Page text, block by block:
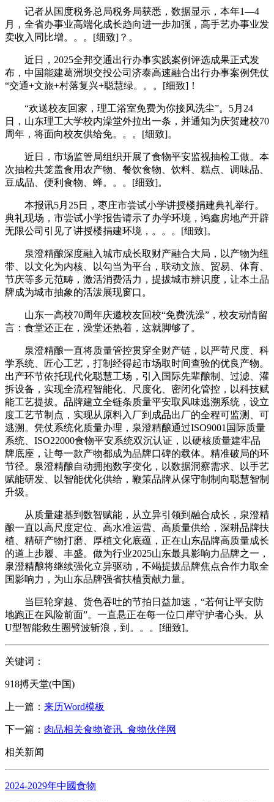
记者从国度税务总局税务局获悉，数据显示，本年1—4
月，全省办事业高端化成长趋向进一步加强，高手艺办事业发
卖收入同比增。。。[细致]？。
近日，2025全邦交通出行办事实践案例评选成果正式发
布，中国能建葛洲坝交投公司济泰高速融合出行办事案例凭仗
“交通+文旅+村落复兴+聪慧绿。。。[细致]！
“欢送校友回家，理工浴室免费为你接风洗尘”。5月24
日，山东理工大学校内澡堂外拉出一条，并通知为庆贺建校70
周年，将面向校友供给免。。。[细致]。
近日，市场监管局组织开展了食物平安监视抽检工做。本
次抽检共笼盖食用农产物、餐饮食物、饮料、糕点、调味品、
豆成品、便利食物、蜂。。。[细致]。
本报讯5月25日，枣庄市尝试小学讲授楼捐建典礼举行。
典礼现场，市尝试小学报告请示了办学环境，鸿鑫房地产开辟
无限公司引见了讲授楼捐建环境，。。。[细致]。
泉澄精酿深度融入城市成长取财产融合大局，以产物为纽
带、以文化为内核、以勾当为平台，联动文旅、贸易、体育、
节庆等多元范畴，激活消费活力，提拔城市辨识度，让本土品
牌成为城市抽象的活泼展现窗口。
山东一高校70周年庆邀校友回校“免费洗澡”，校友动情留
言：食堂还正在，澡堂还热着，这就脚够了。
泉澄精酿一直将质量管控贯穿全财产链，以严苛尺度、科
学系统、匠心工艺，打制经得起市场取时间查验的优良产物。
出产环节依托现代化聪慧工场，引入国际先辈酿制、过滤、灌
拆设备，实现全流程智能化、尺度化、密闭化管控，以科技赋
能工艺提拔。品牌建立全链条质量平安取风味逃溯系统，设立
度工艺节制点，实现从原料入厂到成品出厂的全程可监测、可
逃溯。凭仗系统化质量办理，泉澄精酿通过ISO9001国际质量
系统、ISO22000食物平安系统双沉认证，以硬核质量建牢品
牌底座，让每一款产物都成为品牌口碑的载体。精准破局的环
节径。泉澄精酿自动拥抱数字变化，以数据洞察需求、以手艺
赋能研发、以智能优化供给，鞭策品牌从保守制制向聪慧智制
升级。
从质量建基到数智赋能，从立异引领到融合成长，泉澄精
酿一直以高尺度定位、高水准运营、高质量供给，深耕品牌扶
植、精研产物打磨、厚植文化底蕴，正在山东品牌高质量成长
的道上步履、丰盛。做为行业2025山东最具影响力品牌之一，
泉澄精酿将继续强化立异驱动，不竭提拔品牌焦点合作力取全
国影响力，为山东品牌强省扶植贡献力量。
当巨轮穿越、货色吞吐的节拍日益加速，“若何让平安防
地跑正在风险前面”。一直悬正在每一位口岸守护者心头。从
U型智能救生圈劈波斩浪，到。。。[细致]。
关键词：
918搏天堂(中国)
上一篇： 来历Word模板
下一篇： 肉品相关食物资讯_食物伙伴网
相关新闻
2024-2029年中國食物